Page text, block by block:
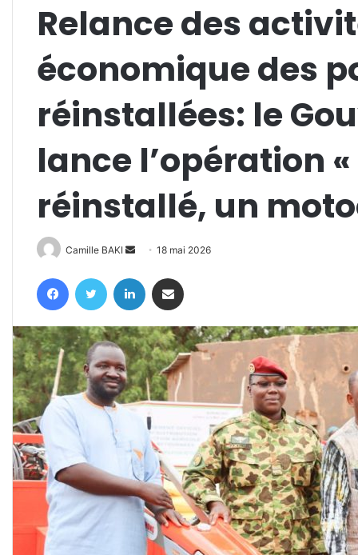
Relance des
économique des
réinstallées: le
lance l’opération
réinstallé, un
Camille BAKI
Envoyer
courriel
18 mai 2026
FacebookTwitter Linkedin